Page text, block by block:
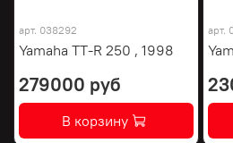
арт. 038292
Yamaha TT-R 250 , 1998
279000 руб
В корзину
арт.